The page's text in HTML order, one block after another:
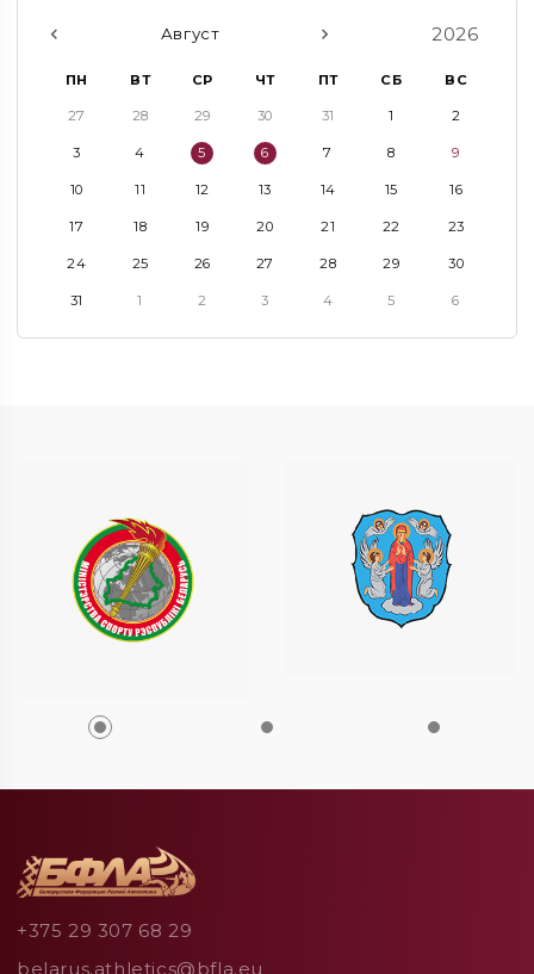
Август 2026
ПН ВТ СР ЧТ ПТ СБ ВС
27 28 29 30 31 1 2
3 4 5 6 7 8 9
10 11 12 13 14 15 16
17 18 19 20 21 22 23
24 25 26 27 28 29 30
31 1 2 3 4 5 6
+375 29 307 68 29
belarus.athletics@bfla.eu